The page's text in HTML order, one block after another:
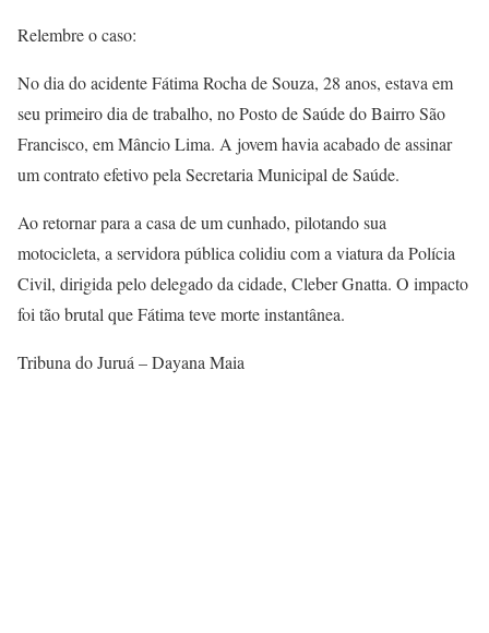
Relembre o caso:
No dia do acidente Fátima Rocha de Souza, 28 anos, estava em
seu primeiro dia de trabalho, no Posto de Saúde do Bairro São
Francisco, em Mâncio Lima. A jovem havia acabado de assinar
um contrato efetivo pela Secretaria Municipal de Saúde.
Ao retornar para a casa de um cunhado, pilotando sua
motocicleta, a servidora pública colidiu com a viatura da Polícia
Civil, dirigida pelo delegado da cidade, Cleber Gnatta. O impacto
foi tão brutal que Fátima teve morte instantânea.
Tribuna do Juruá – Dayana Maia